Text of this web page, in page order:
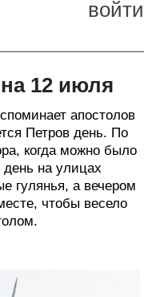
войти
12 июля
апостолов
Петров день. По
когда можно было
на улицах
гулянья, а вечером
чтобы весело